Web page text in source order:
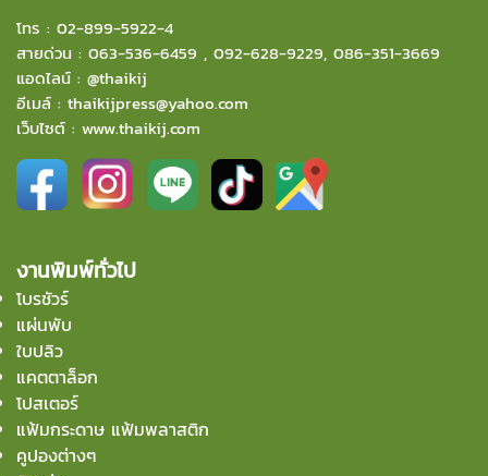
โทร : 02-899-5922-4
สายด่วน : 063-536-6459 , 092-628-9229, 086-351-3669
แอดไลน์ : @thaikij
อีเมล์ : thaikijpress@yahoo.com
เว็บไซต์ : www.thaikij.com
งานพิมพ์ทั่วไป
โบรชัวร์
แผ่นพับ
ใบปลิว
แคตตาล็อก
โปสเตอร์
แฟ้มกระดาษ แฟ้มพลาสติก
คูปองต่างๆ